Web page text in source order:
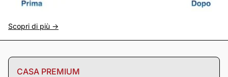
Scopri di più ->
CASA PREMIUM